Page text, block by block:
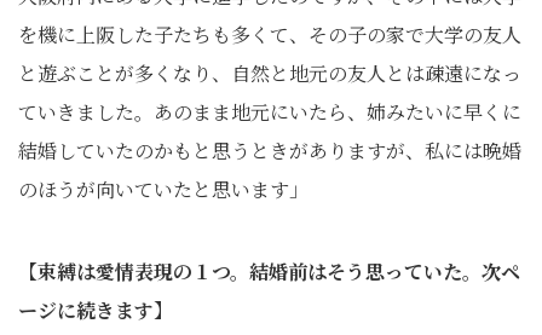
を機に上阪した子たちも多くて、その子の家で大学の友人
と遊ぶことが多くなり、自然と地元の友人とは疎遠になっ
ていきました。あのまま地元にいたら、姉みたいに早くに
結婚していたのかもと思うときがありますが、私には晩婚
のほうが向いていたと思います」
【束縛は愛情表現の１つ。結婚前はそう思っていた。次ペ
ージに続きます】